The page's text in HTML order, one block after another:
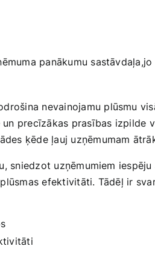
panākumu
nevainojamu plūsmu
precīzākas prasības izpilde
ķēde ļauj uzņēmumam
sniedzot uzņēmumiem
efektivitāti. Tādēļ ir